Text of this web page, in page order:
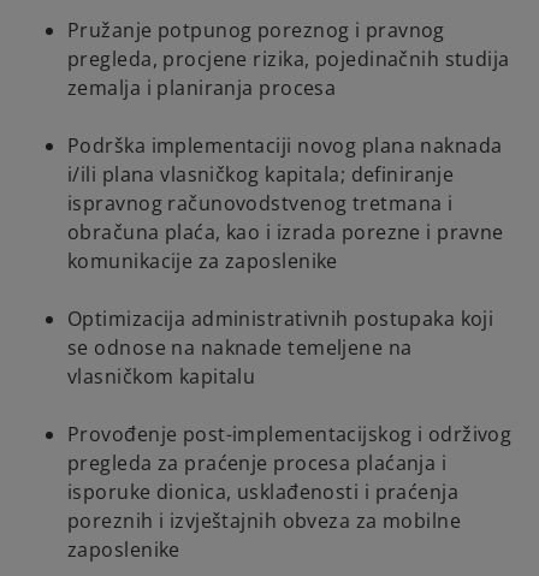
Pružanje potpunog poreznog i pravnog
pregleda, procjene rizika, pojedinačnih studija
zemalja i planiranja procesa
Podrška implementaciji novog plana naknada
i/ili plana vlasničkog kapitala; definiranje
ispravnog računovodstvenog tretmana i
obračuna plaća, kao i izrada porezne i pravne
komunikacije za zaposlenike
Optimizacija administrativnih postupaka koji
se odnose na naknade temeljene na
vlasničkom kapitalu
Provođenje post-implementacijskog i održivog
pregleda za praćenje procesa plaćanja i
isporuke dionica, usklađenosti i praćenja
poreznih i izvještajnih obveza za mobilne
zaposlenike